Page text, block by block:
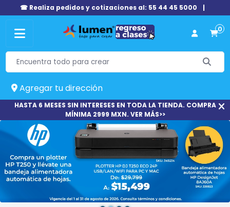
☎ Realiza pedidos y cotizaciones al: 55 44 45 5000 |
0
Agregar tu dirección
HASTA 6 MESES SIN INTERESES EN TODA LA TIENDA. COMPRA
MÍNIMA 2999 MXN. VER MÁS>>